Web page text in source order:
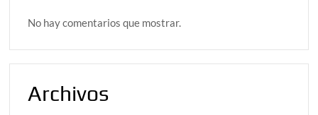
No hay comentarios que mostrar.
Archivos